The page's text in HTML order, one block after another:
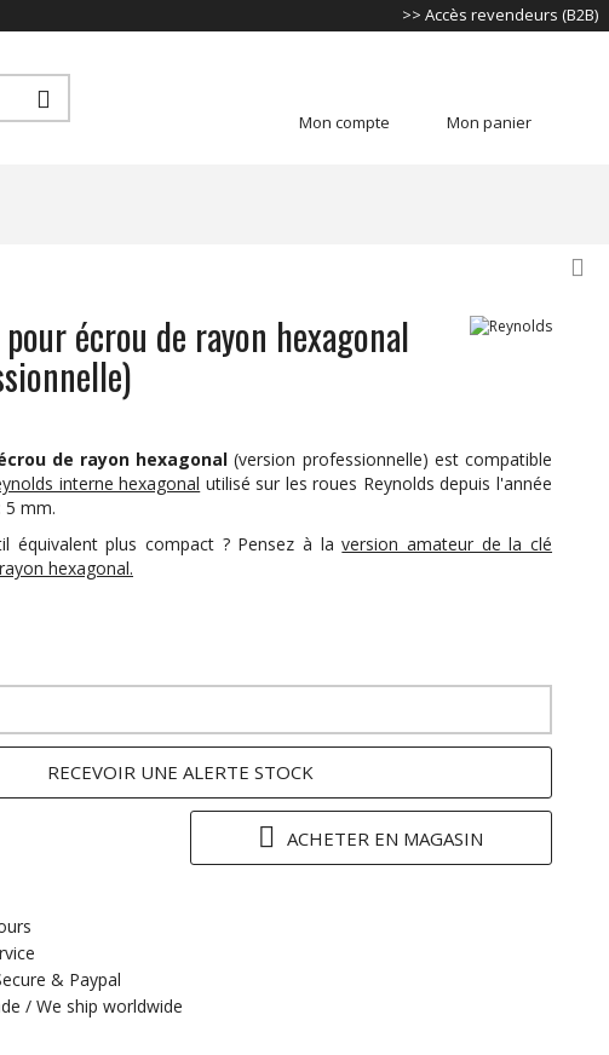
>> Accès revendeurs (B2B)
Mon panier
Mon compte
pour écrou de rayon hexagonal
de rayon hexagonal (version professionnelle) est compatible
interne hexagonal utilisé sur les roues Reynolds depuis l'année
5 mm.
équivalent plus compact ? Pensez à laversion amateur de la clé
hexagonal.
RECEVOIR UNE ALERTE STOCK
ACHETER EN MAGASIN
& Paypal
/ We ship worldwide